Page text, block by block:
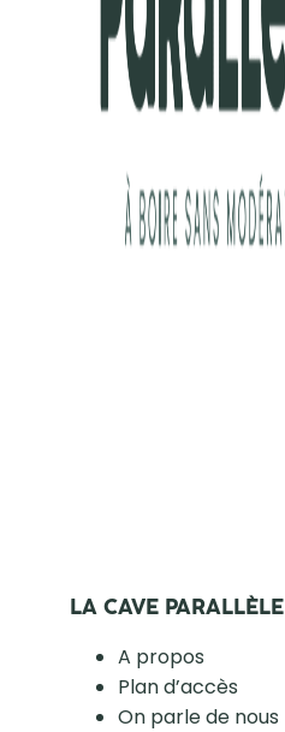
LA CAVE PARALLÈLE
A propos
Plan d’accès
On parle de nous